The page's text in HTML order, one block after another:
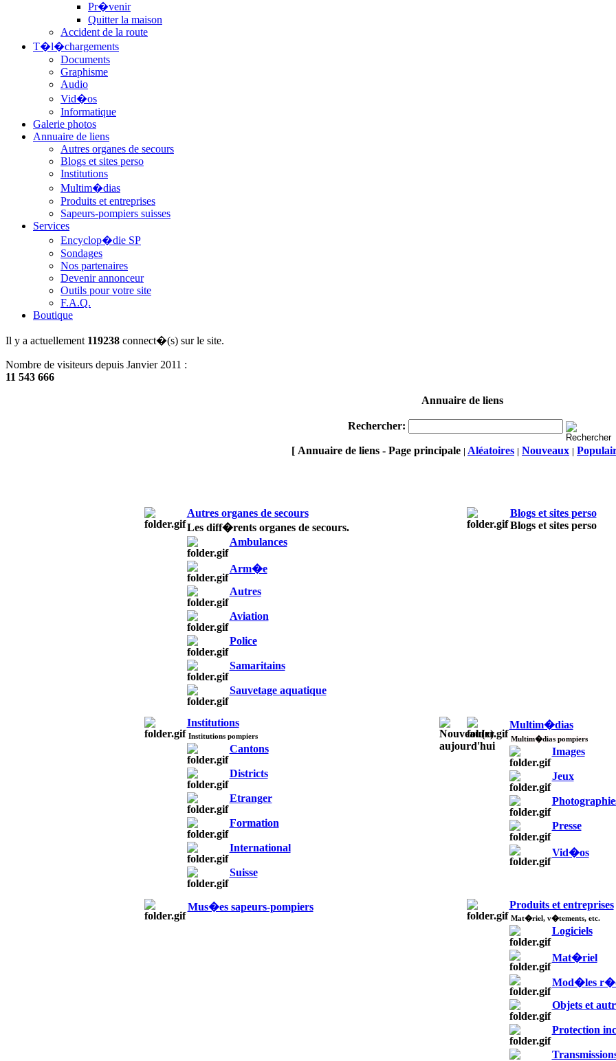
Pr�venir
Quitter la maison
Accident de la route
T�l�chargements
Documents
Graphisme
Audio
Vid�os
Informatique
Galerie photos
Annuaire de liens
Autres organes de secours
Blogs et sites perso
Institutions
Multim�dias
Produits et entreprises
Sapeurs-pompiers suisses
Services
Encyclop�die SP
Sondages
Nos partenaires
Devenir annonceur
Outils pour votre site
F.A.Q.
Boutique
Il y a actuellement 119238 connect�(s) sur le site.
Nombre de visiteurs depuis Janvier 2011 :
11 543 666
Annuaire de liens
Rechercher:
[ Annuaire de liens - Page principale | Aléatoires | Nouveaux |
Autres organes de secours
Les diff�rents organes de secours.
Ambulances
Arm�e
Autres
Aviation
Police
Samaritains
Sauvetage aquatique
Blogs et sites perso
Blogs et sites perso
Institutions
Institutions pompiers
Cantons
Districts
Etranger
Formation
International
Suisse
Multim�dias
Multim�dias pompiers
Images
Jeux
Presse
Vid�os
Mus�es sapeurs-pompiers Produits et entreprises
Mat�riel, v�tements, etc.
Logiciels
Mat�riel
Mod�les
Objets et
Protection